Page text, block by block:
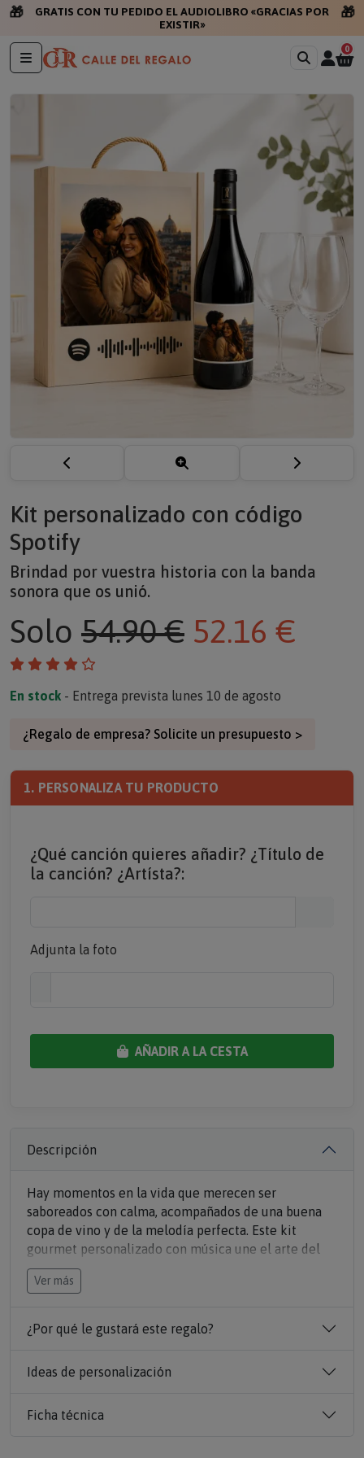
🎁
GRATIS CON TU PEDIDO EL AUDIOLIBRO «GRACIAS POR
EXISTIR»
🎁
0
Kit personalizado con código
Spotify
Brindad por vuestra historia con la banda
sonora que os unió.
Solo 54.90 € 52.16 €
En stock - Entrega prevista lunes 10 de agosto
¿Regalo de empresa? Solicite un presupuesto >
1. PERSONALIZA TU PRODUCTO
¿Qué canción quieres añadir? ¿Título de
la canción? ¿Artísta?:
Adjunta la foto
AÑADIR A LA CESTA
Descripción
Hay momentos en la vida que merecen ser
saboreados con calma, acompañados de una buena
copa de vino y de la melodía perfecta. Este kit
gourmet personalizado con música une el arte del
buen vino con el poder de vuestros recuerdos más
felices. La experiencia comienza desde el primer
personalizada que sirve tanto de envoltorio de lujo
frontal, vuestra canción especial empezará a sonar
ambiente en una atmósfera de complicidad absoluta.
Ver más
¿Por qué le gustará este regalo?
Ideas de personalización
Ficha técnica